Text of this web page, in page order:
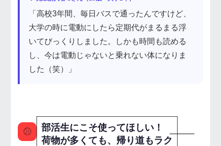
「高校3年間、毎日バスで通ったんですけど、
大学の時に電動にしたら定期代がまるまる浮
いてびっくりしました。しかも時間も読める
し、今は電動じゃないと乗れない体になりま
した（笑）」
⚾
部活生にこそ使ってほしい！
荷物が多くても、帰り道もラク